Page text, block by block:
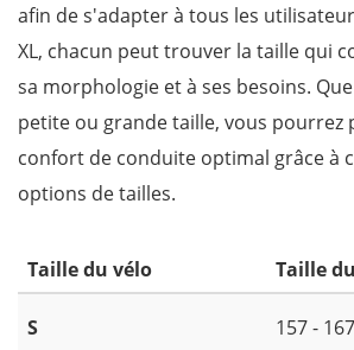
afin de s'adapter à tous les
XL, chacun peut trouver la taille qui
sa morphologie et à ses besoins.
petite ou grande taille, vous pourrez
confort de conduite optimal grâce à
options de tailles.
Taille du vélo Taille
S 157 -